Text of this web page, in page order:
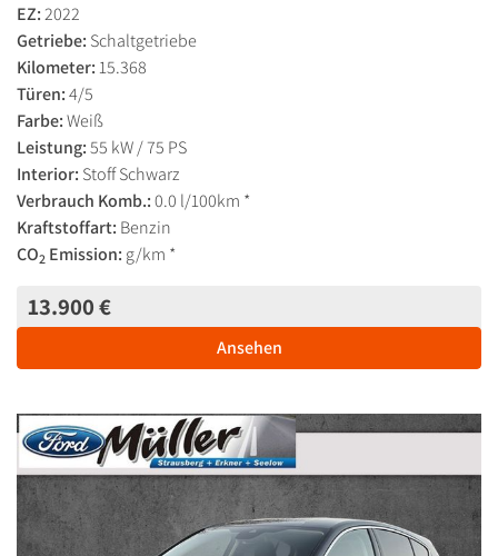
EZ:2022
Getriebe: Schaltgetriebe
Kilometer: 15.368
Türen:4/5
Farbe:Weiß
Leistung:55 kW / 75 PS
Interior: Stoff Schwarz
Verbrauch Komb.:0.0 l/100km *
Kraftstoffart: Benzin
CO2 Emission: g/km *
13.900 €
Ansehen